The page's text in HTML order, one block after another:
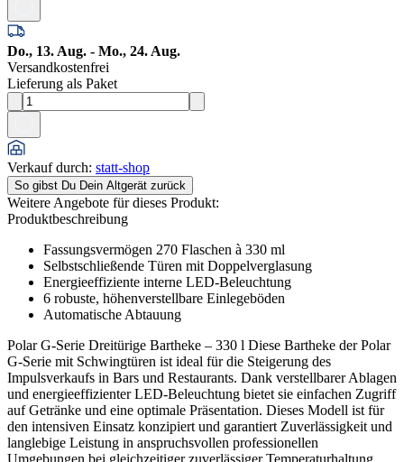
Do., 13. Aug. - Mo., 24. Aug.
Versandkostenfrei
Lieferung als Paket
Verkauf durch: statt-shop
So gibst Du Dein Altgerät zurück
Weitere Angebote für dieses Produkt:
Produktbeschreibung
Fassungsvermögen 270 Flaschen à 330 ml
Selbstschließende Türen mit Doppelverglasung
Energieeffiziente interne LED-Beleuchtung
6 robuste, höhenverstellbare Einlegeböden
Automatische Abtauung
Polar G-Serie Dreitürige Bartheke – 330 l Diese Bartheke der Polar
G-Serie mit Schwingtüren ist ideal für die Steigerung des
Impulsverkaufs in Bars und Restaurants. Dank verstellbarer Ablagen
und energieeffizienter LED-Beleuchtung bietet sie einfachen Zugriff
auf Getränke und eine optimale Präsentation. Dieses Modell ist für
den intensiven Einsatz konzipiert und garantiert Zuverlässigkeit und
langlebige Leistung in anspruchsvollen professionellen
Umgebungen bei gleichzeitiger zuverlässiger Temperaturhaltung.